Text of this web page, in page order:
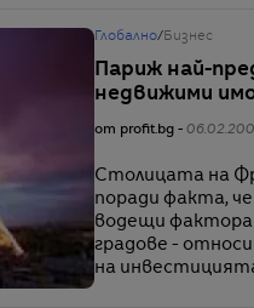
Глобално/ Бизнес
Париж най-
недвижими
от profit.bg -
Столицата на
поради факта,
водещи фактора
градове -
на